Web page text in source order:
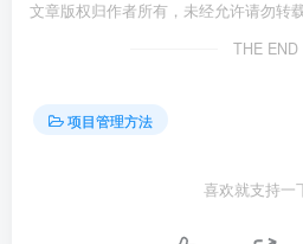
文章版权归作者所有，未经允许请勿转载
THE END
项目管理方法
喜欢就支持一